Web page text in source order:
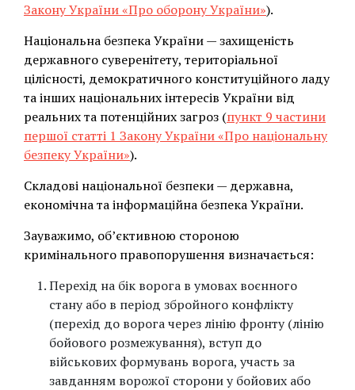
Закону України «Про оборону України»).
Національна безпека України — захищеність
державного суверенітету, територіальної
цілісності, демократичного конституційного ладу
та інших національних інтересів України від
реальних та потенційних загроз (пункт 9 частини
першої статті 1 Закону України «Про національну
безпеку України»).
Складові національної безпеки — державна,
економічна та інформаційна безпека України.
Зауважимо, об’єктивною стороною
кримінального правопорушення визначається:
Перехід на бік ворога в умовах воєнного
стану або в період збройного конфлікту
(перехід до ворога через лінію фронту (лінію
бойового розмежування), вступ до
військових формувань ворога, участь за
завданням ворожої сторони у бойових або